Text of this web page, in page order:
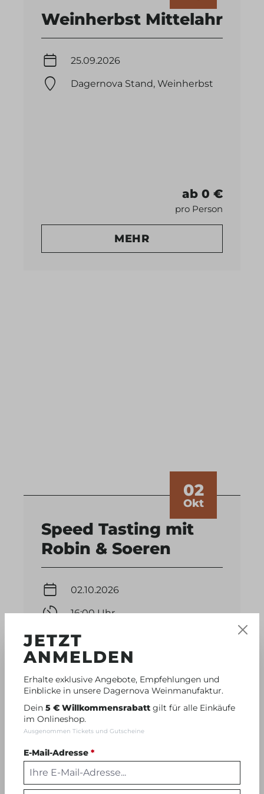
Weinherbst Mittelahr
25.09.2026
Dagernova Stand, Weinherbst
ab 0 €
pro Person
MEHR
02
Okt
Speed Tasting mit
Robin & Soeren
02.10.2026
16:00 Uhr
Vinothek Dernau, Ahrweg 7,
53507 Dernau
MEHR
JETZT
ANMELDEN
Erhalte exklusive Angebote, Empfehlungen und
Einblicke in unsere Dagernova Weinmanufaktur.
Dein 5 € Willkommensrabatt gilt für alle Einkäufe
im Onlineshop.
Ausgenommen Tickets und Gutscheine
E-Mail-Adresse *